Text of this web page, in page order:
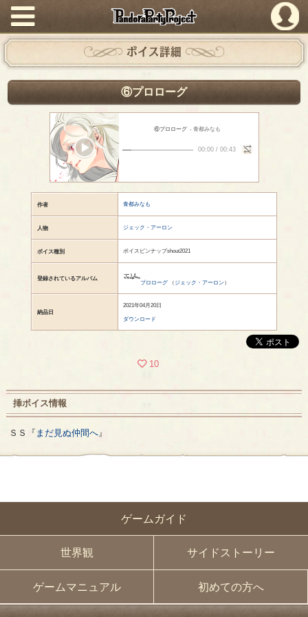
PandoraPartyProject
ゲームガイド
世界観 サイドストーリー
ゲームマニュアル 初めての方へ
ボイス詳細
⑥プロローグ
⑥プロローグ - 青都みなも
00:00/ 00:43
作者 青都みなも
人物 ジェック・アーロン
ボイス種別 ボイスピンナップshout2021
登録されているアルバム
プロローグ（ ジェック・アーロン）
納品日
2021年04月20日
ダウンロード
10
挿ボイス情報
ＳＳ『 まだ見ぬ仲間へ』